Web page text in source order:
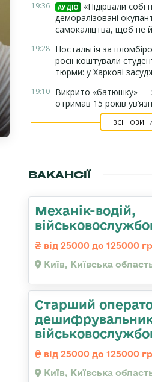
19:36 АУДІО
«Підірвали
деморалізовані
самокаліцтва, щоб не
19:28 Ностальгія за
росії коштували
тюрми: у Харкові
19:10 Викрито «батюшку» —
отримав 15 років
ВСІ
ВАКАНСІЇ
Механік-водій,
від 25000 до 125000
Київ, Київська
Старший
від 25000 до 125000
Київ, Київська